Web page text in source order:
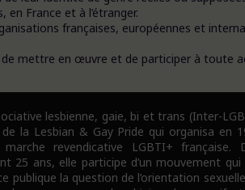
France et à l’étranger.
françaises, européennes et
de mettre en œuvre et de participer à toute
lesbienne, gaie, bi et trans (Inter-
de la Lesbian & Gay Pride qui organisa en
marche revendicative LGBTI+ française.
25 ans, elle participe d’un mouvement qui
publique la question de l’orientation